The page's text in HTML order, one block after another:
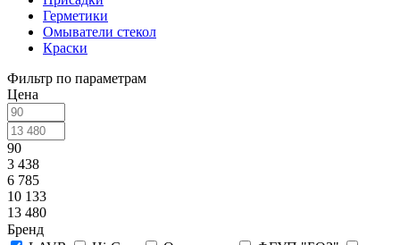
Герметики
Омыватели стекол
Краски
Фильтр по параметрам
Цена
90
3 438
6 785
10 133
13 480
Бренд